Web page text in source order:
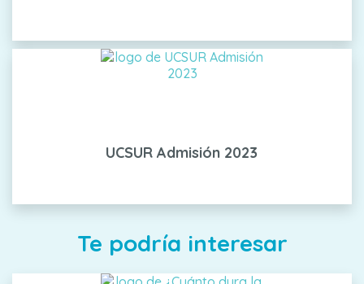
UCSUR Admisión 2023
Te podría interesar